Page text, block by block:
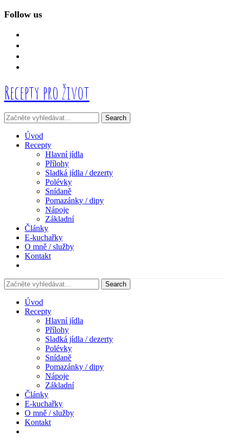
Follow us
Recepty pro život
Úvod
Recepty
Hlavní jídla
Přílohy
Sladká jídla / dezerty
Polévky
Snídaně
Pomazánky / dipy
Nápoje
Základní
Články
E-kuchařky
O mně / služby
Kontakt
Úvod
Recepty
Hlavní jídla
Přílohy
Sladká jídla / dezerty
Polévky
Snídaně
Pomazánky / dipy
Nápoje
Základní
Články
E-kuchařky
O mně / služby
Kontakt